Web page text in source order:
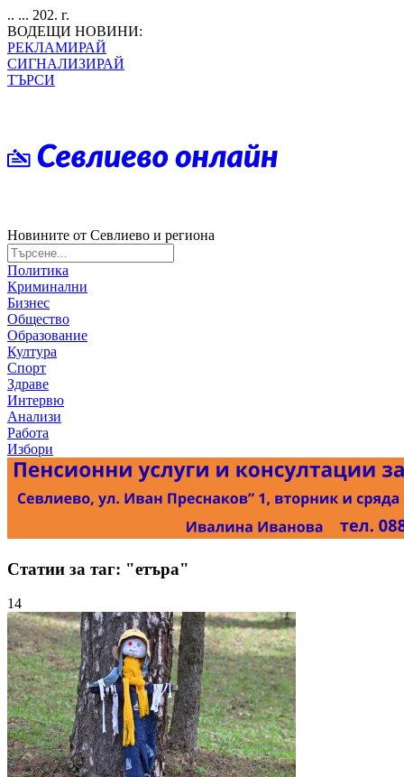
.. ... 202. г.
ВОДЕЩИ НОВИНИ:
РЕКЛАМИРАЙ
СИГНАЛИЗИРАЙ
ТЪРСИ
Новините от Севлиево и региона
Политика
Криминални
Бизнес
Общество
Образование
Култура
Спорт
Здраве
Интервю
Анализи
Работа
Избори
Статии за таг: "етъра"
14